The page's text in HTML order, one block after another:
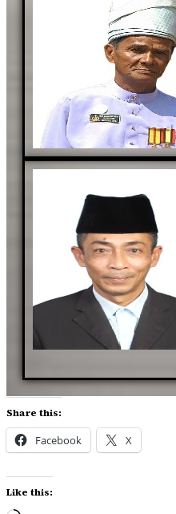
Share this:
Facebook X
Like this: